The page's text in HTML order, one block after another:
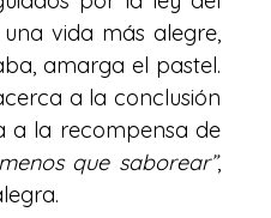
vida más alegre,
amarga el pastel.
a la conclusión
a la recompensa de
que saborear”,